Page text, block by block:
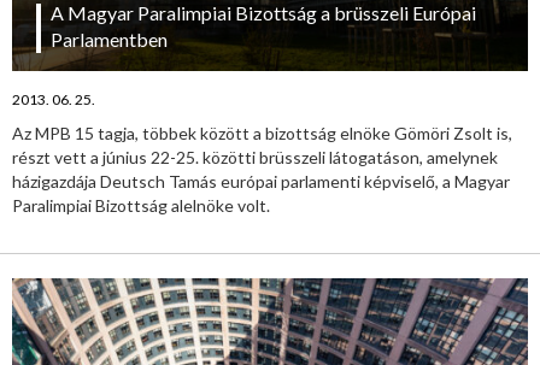
A Magyar Paralimpiai Bizottság a brüsszeli Európai
Parlamentben
2013. 06. 25.
Az MPB 15 tagja, többek között a bizottság elnöke Gömöri Zsolt is,
részt vett a június 22-25. közötti brüsszeli látogatáson, amelynek
házigazdája Deutsch Tamás európai parlamenti képviselő, a Magyar
Paralimpiai Bizottság alelnöke volt.